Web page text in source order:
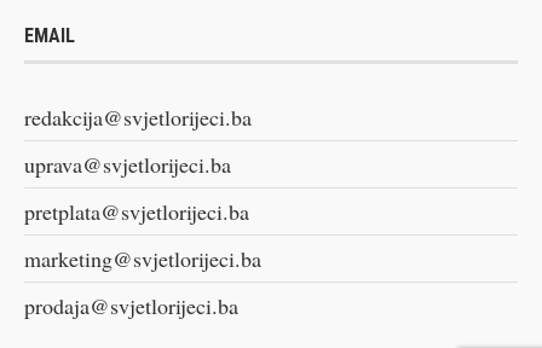
EMAIL
redakcija@svjetlorijeci.ba
uprava@svjetlorijeci.ba
pretplata@svjetlorijeci.ba
marketing@svjetlorijeci.ba
prodaja@svjetlorijeci.ba